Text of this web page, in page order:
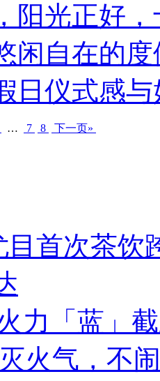
阳光正好
闲自在的
日仪式感
… 7 8 下一页»
首次茶饮
力「蓝」
火气，不